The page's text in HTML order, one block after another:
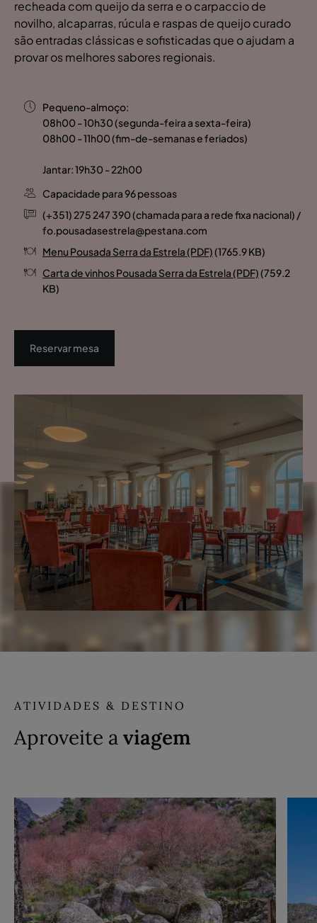
recheada com queijo da serra e o carpaccio de
novilho, alcaparras, rúcula e raspas de queijo curado
são entradas clássicas e sofisticadas que o ajudam a
provar os melhores sabores regionais.
Pequeno-almoço:
08h00 - 10h30 (segunda-feira a sexta-feira)
08h00 - 11h00 (fim-de-semanas e feriados)
Jantar: 19h30 - 22h00
Capacidade para 96 pessoas
(+351) 275 247 390 (chamada para a rede fixa nacional) /
fo.pousadasestrela@pestana.com
Menu Pousada Serra da Estrela (PDF)(1765.9 KB)
Carta de vinhos Pousada Serra da Estrela (PDF)(759.2
KB)
Reservar mesa
ATIVIDADES & DESTINO
Aproveite aviagem